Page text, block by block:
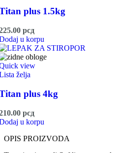
plus 1.5kg
рсд
u korpu
view
želja
plus 4kg
рсд
u korpu
OPIS PROIZVODA